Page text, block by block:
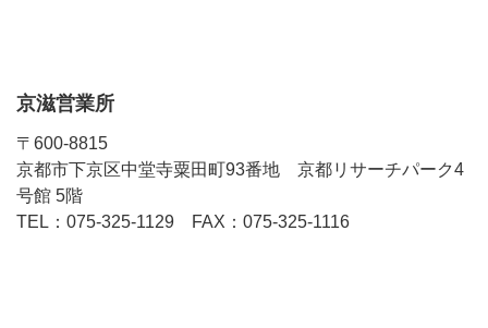
京滋営業所
〒600-8815
京都市下京区中堂寺粟田町93番地 京都リサーチパーク4
号館 5階
TEL：075-325-1129 FAX：075-325-1116